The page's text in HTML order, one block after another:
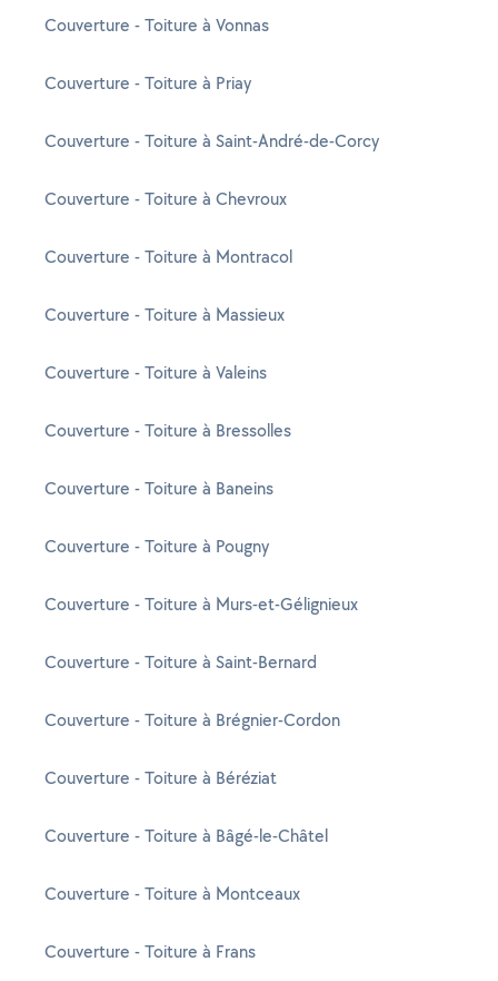
Couverture - Toiture à Vonnas
Couverture - Toiture à Priay
Couverture - Toiture à Saint-André-de-Corcy
Couverture - Toiture à Chevroux
Couverture - Toiture à Montracol
Couverture - Toiture à Massieux
Couverture - Toiture à Valeins
Couverture - Toiture à Bressolles
Couverture - Toiture à Baneins
Couverture - Toiture à Pougny
Couverture - Toiture à Murs-et-Gélignieux
Couverture - Toiture à Saint-Bernard
Couverture - Toiture à Brégnier-Cordon
Couverture - Toiture à Béréziat
Couverture - Toiture à Bâgé-le-Châtel
Couverture - Toiture à Montceaux
Couverture - Toiture à Frans